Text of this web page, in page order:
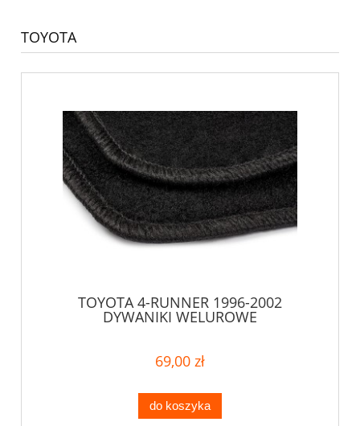
TOYOTA
TOYOTA 4-RUNNER 1996-2002
DYWANIKI WELUROWE
69,00 zł
do koszyka